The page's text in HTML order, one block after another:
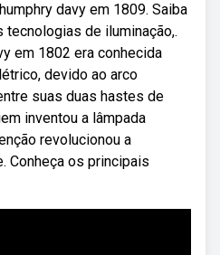
davy em 1809. Saiba
de iluminação,.
em 1802 era conhecida
devido ao arco
suas duas hastes de
inventou a lâmpada
revolucionou a
Conheça os principais